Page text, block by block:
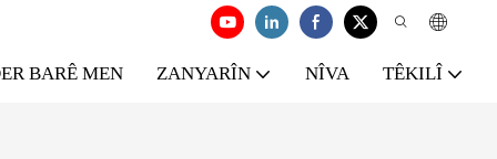
BARÊ MEN ZANYARÎN NÎVA TÊKILÎ